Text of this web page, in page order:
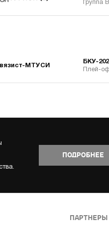
Группа В
МТУСИ
БКУ-
Плей-
ПОДРОБНЕЕ
ПАРТНЕРЫ